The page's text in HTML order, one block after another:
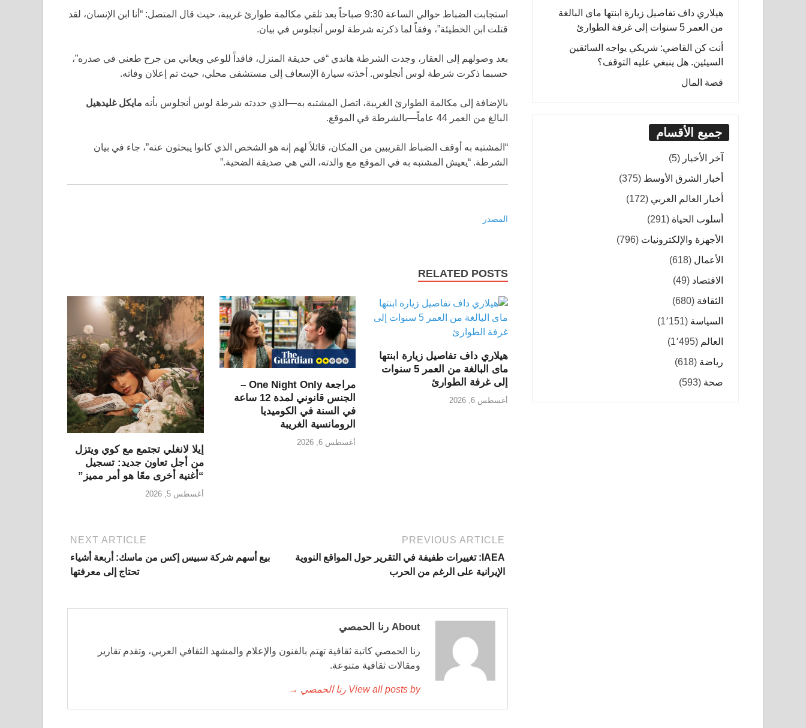
استجابت الضباط حوالي الساعة 9:30 صباحاً بعد تلقي مكالمة طوارئ غريبة، حيث قال المتصل: “أنا ابن الإنسان، لقد
قتلت ابن الخطيئة”، وفقاً لما ذكرته شرطة لوس أنجلوس في بيان.
بعد وصولهم إلى العقار، وجدت الشرطة هاندي “في حديقة المنزل، فاقداً للوعي ويعاني من جرح طعني في صدره”،
حسبما ذكرت شرطة لوس أنجلوس. أخذته سيارة الإسعاف إلى مستشفى محلي، حيث تم إعلان وفاته.
بالإضافة إلى مكالمة الطوارئ الغريبة، اتصل المشتبه به—الذي حددته شرطة لوس أنجلوس بأنه مايكل غليدهيل
البالغ من العمر 44 عاماً—بالشرطة في الموقع.
“المشتبه به أوقف الضباط القريبين من المكان، قائلاً لهم إنه هو الشخص الذي كانوا يبحثون عنه”، جاء في بيان
الشرطة. “يعيش المشتبه به في الموقع مع والدته، التي هي صديقة الضحية.”
المصدر
RELATED POSTS
هيلاري داف تفاصيل زيارة ابنتها
ماى البالغة من العمر 5 سنوات
إلى غرفة الطوارئ
أغسطس 6, 2026
مراجعة One Night Only –
الجنس قانوني لمدة 12 ساعة
في السنة في الكوميديا
الرومانسية الغريبة
أغسطس 6, 2026
إيلا لانغلي تجتمع مع كوي ويتزل
من أجل تعاون جديد: تسجيل
“أغنية أخرى معًا هو أمر مميز”
أغسطس 5, 2026
PREVIOUS ARTICLE
IAEA: تغييرات طفيفة في التقرير حول المواقع النووية
الإيرانية على الرغم من الحرب
NEXT ARTICLE
بيع أسهم شركة سبيس إكس من ماسك: أربعة أشياء
تحتاج إلى معرفتها
About رنا الحمصي
رنا الحمصي كاتبة ثقافية تهتم بالفنون والإعلام والمشهد الثقافي العربي، وتقدم تقارير
ومقالات ثقافية متنوعة.
View all posts by رنا الحمصي →
هيلاري داف تفاصيل زيارة ابنتها ماى البالغة
من العمر 5 سنوات إلى غرفة الطوارئ
أنت كن القاضي: شريكي يواجه السائقين
السيئين. هل ينبغي عليه التوقف؟
قصة المال
جميع الأقسام
آخر الأخبار (5)
أخبار الشرق الأوسط (375)
أخبار العالم العربي (172)
أسلوب الحياة (291)
الأجهزة والإلكترونيات (796)
الأعمال (618)
الاقتصاد (49)
الثقافة (680)
السياسة (1٬151)
العالم (1٬495)
رياضة (618)
صحة (593)